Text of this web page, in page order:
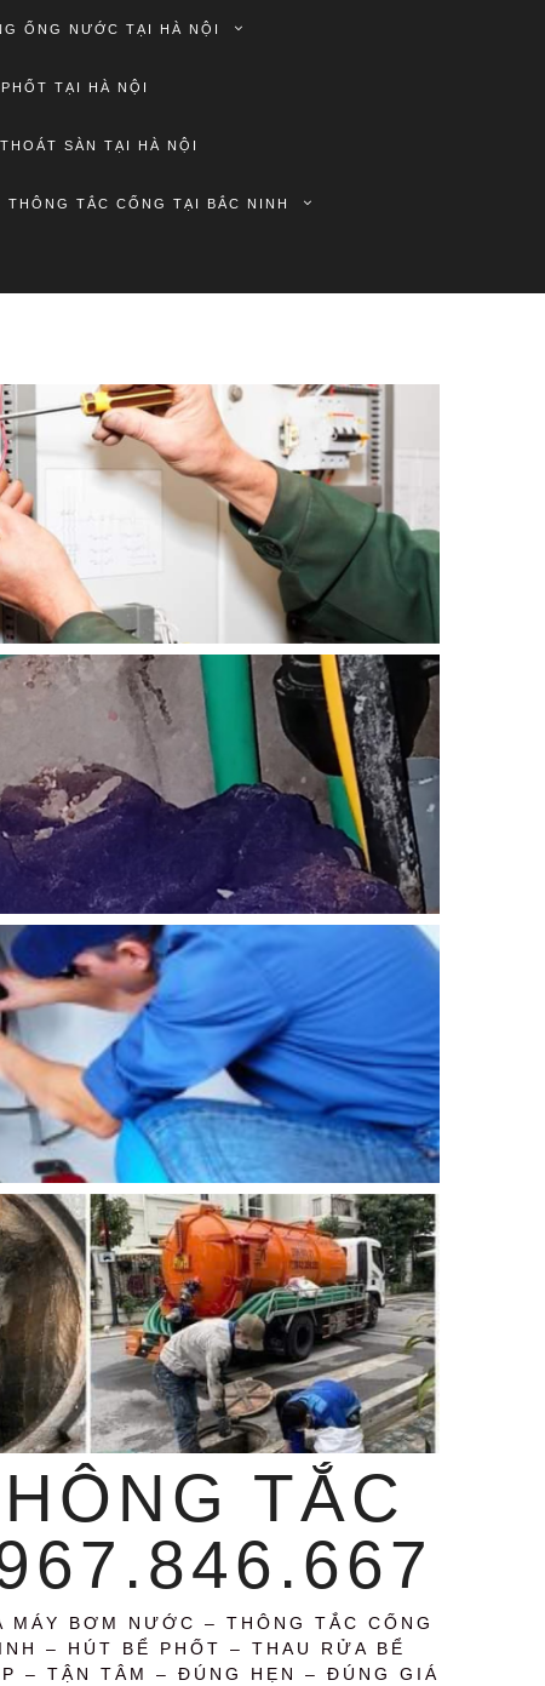
ỐNG NƯỚC TẠI HÀ NỘI
TẠI HÀ NỘI
SÀN TẠI HÀ NỘI
THÔNG TẮC CỐNG TẠI BẮC NINH
TẮC
BƠM NƯỚC – THÔNG TẮC CỐNG
– HÚT BỂ PHỐT – THAU RỬA BỂ
– TẬN TÂM – ĐÚNG HẸN – ĐÚNG GIÁ